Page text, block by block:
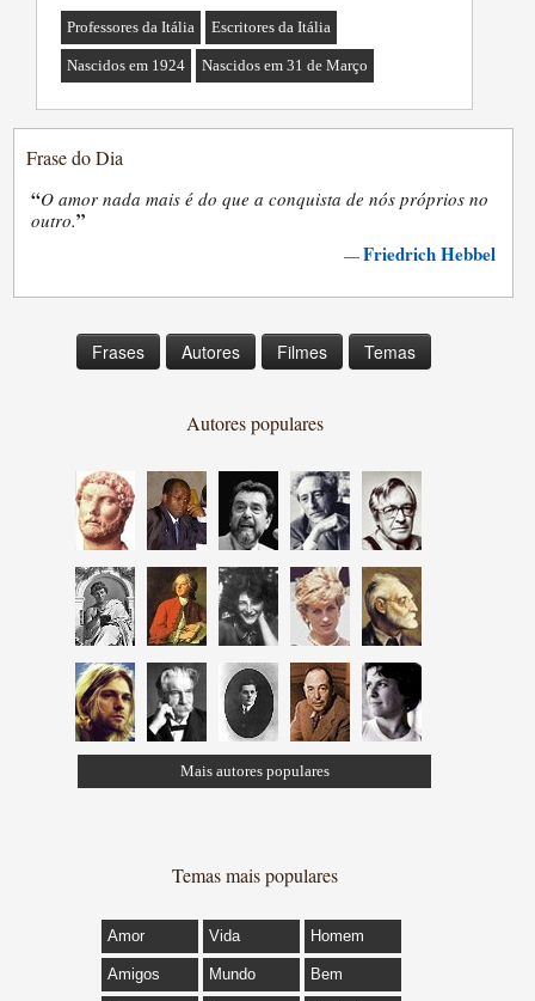
Professores da Itália Escritores da Itália
Nascidos em 1924 Nascidos em 31 de Março
Frase do Dia
“O amor nada mais é do que a conquista de nós próprios no
outro.”
—Friedrich Hebbel
Frases Autores Filmes Temas
Autores populares
Mais autores populares
Temas mais populares
Amor Vida Homem
Amigos Mundo Bem